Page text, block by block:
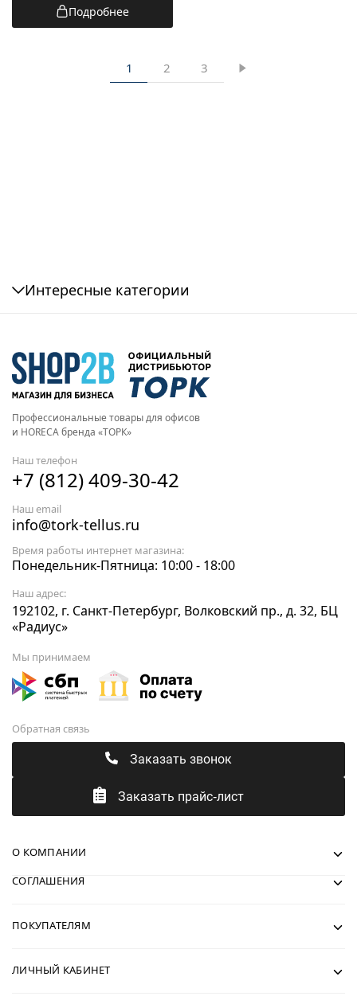
Подробнее
1 2 3
Интересные категории
Профессиональные товары для офисов
и HORECA бренда «ТОРК»
Наш телефон
+7 (812) 409-30-42
Наш email
info@tork-tellus.ru
Время работы интернет магазина:
Понедельник-Пятница: 10:00 - 18:00
Наш адрес:
192102, г. Санкт-Петербург, Волковский пр., д. 32, БЦ
«Радиус»
Мы принимаем
Обратная связь
Заказать звонок
Заказать прайс-лист
О КОМПАНИИ
СОГЛАШЕНИЯ
ПОКУПАТЕЛЯМ
ЛИЧНЫЙ КАБИНЕТ